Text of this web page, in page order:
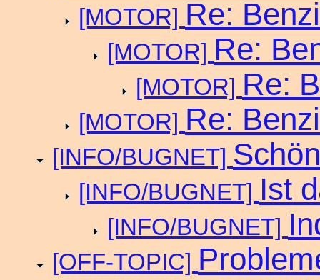
[MOTOR] Re:
[MOTOR] Re:
[MOTOR] Re:
[MOTOR] Re:
[INFO/BUGNET]
[INFO/BUGNET] Ist
[INFO/BUGNET]
[OFF-TOPIC]